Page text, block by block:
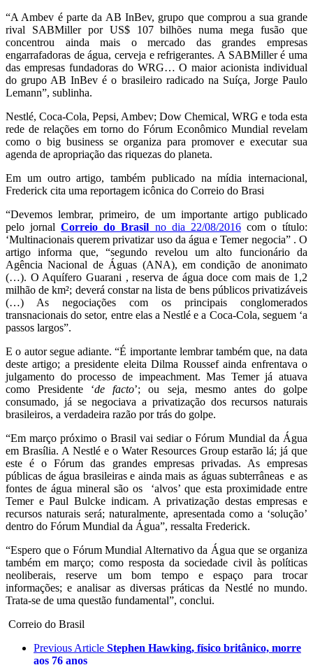
“A Ambev é parte da AB InBev, grupo que comprou a sua grande
rival SABMiller por US$ 107 bilhões numa mega fusão que
concentrou ainda mais o mercado das grandes empresas
engarrafadoras de água, cerveja e refrigerantes. A SABMiller é uma
das empresas fundadoras do WRG… O maior acionista individual
do grupo AB InBev é o brasileiro radicado na Suíça, Jorge Paulo
Lemann”, sublinha.
Nestlé, Coca-Cola, Pepsi, Ambev; Dow Chemical, WRG e toda esta
rede de relações em torno do Fórum Econômico Mundial revelam
como o big business se organiza para promover e executar sua
agenda de apropriação das riquezas do planeta.
Em um outro artigo, também publicado na mídia internacional,
Frederick cita uma reportagem icônica do Correio do Brasi
“Devemos lembrar, primeiro, de um importante artigo publicado
pelo jornalCorreio do Brasil no dia 22/08/2016com o título:
‘Multinacionais querem privatizar uso da água e Temer negocia” . O
artigo informa que, “segundo revelou um alto funcionário da
Agência Nacional de Águas (ANA), em condição de anonimato
(…). O Aquífero Guarani , reserva de água doce com mais de 1,2
milhão de km²; deverá constar na lista de bens públicos privatizáveis
(…) As negociações com os principais conglomerados
transnacionais do setor, entre elas a Nestlé e a Coca-Cola, seguem ‘a
passos largos”.
E o autor segue adiante. “É importante lembrar também que, na data
deste artigo; a presidente eleita Dilma Roussef ainda enfrentava o
julgamento do processo de impeachment. Mas Temer já atuava
como Presidente ‘de facto’; ou seja, mesmo antes do golpe
consumado, já se negociava a privatização dos recursos naturais
brasileiros, a verdadeira razão por trás do golpe.
“Em março próximo o Brasil vai sediar o Fórum Mundial da Água
em Brasília. A Nestlé e o Water Resources Group estarão lá; já que
este é o Fórum das grandes empresas privadas. As empresas
públicas de água brasileiras e ainda mais as águas subterrâneas e as
fontes de água mineral são os ‘alvos’ que esta proximidade entre
Temer e Paul Bulcke indicam. A privatização destas empresas e
recursos naturais será; naturalmente, apresentada como a ‘solução’
dentro do Fórum Mundial da Água”, ressalta Frederick.
“Espero que o Fórum Mundial Alternativo da Água que se organiza
também em março; como resposta da sociedade civil às políticas
neoliberais, reserve um bom tempo e espaço para trocar
informações; e analisar as diversas práticas da Nestlé no mundo.
Trata-se de uma questão fundamental”, conclui.
Correio do Brasil
Previous Article Stephen Hawking, físico britânico, morre
aos 76 anos